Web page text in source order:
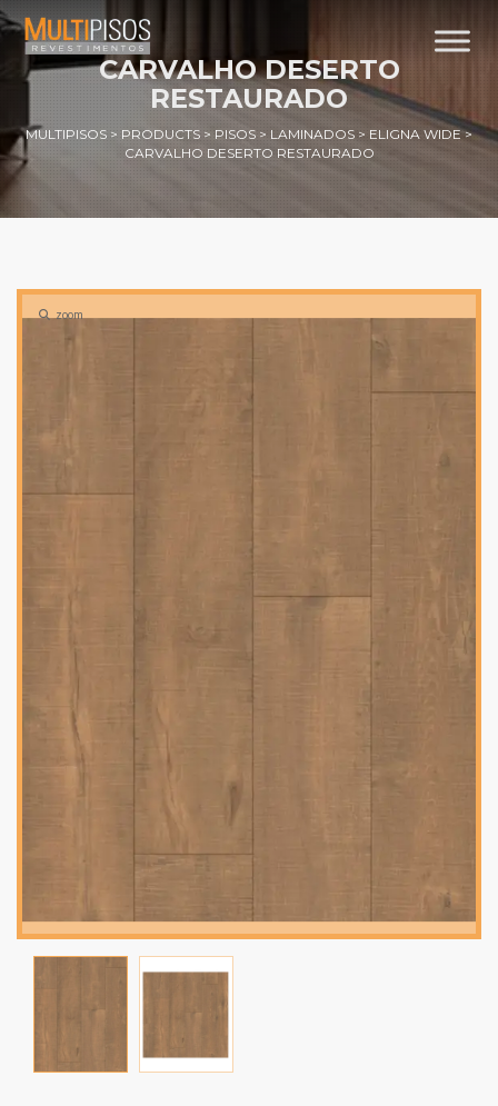
CARVALHO DESERTO
RESTAURADO
MULTIPISOS > PRODUCTS > PISOS > LAMINADOS > ELIGNA WIDE>
CARVALHO DESERTO RESTAURADO
zoom